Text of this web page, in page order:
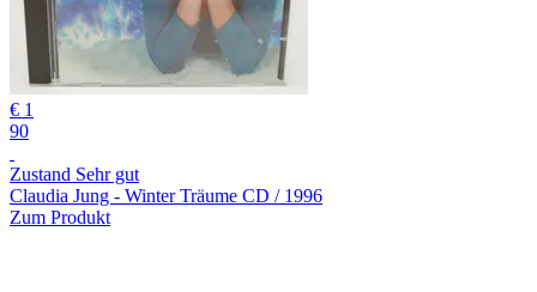
€ 1
90
Zustand Sehr gut
Claudia Jung - Winter Träume CD / 1996
Zum Produkt